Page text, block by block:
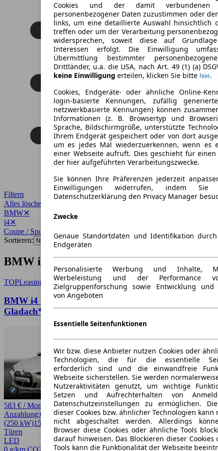
Cookies und der damit verbundenen
personenbezogener Daten zuzustimmen oder
links, um eine detaillierte Auswahl hinsichtlich
treffen oder um der Verarbeitung
widersprechen, soweit diese auf
Interessen erfolgt. Die Einwilligung
Übermittlung bestimmter
Drittländer, u.a. die USA, nach Art. 49 (1) (a)
keine Einwilligung erteilen, klicken Sie bitte hier.
Cookies, Endgeräte- oder ähnliche Online-
login-basierte Kennungen, zufällig
netzwerkbasierte Kennungen) können
Informationen (z. B. Browsertyp und
Sprache, Bildschirmgröße, unterstützte
Ihrem Endgerät gespeichert oder von dort
um es jedes Mal wiederzuerkennen, wenn es
einer Webseite aufruft. Dies geschieht für
der hier aufgeführten Verarbeitungszwecke.
Sie können Ihre Präferenzen jederzeit
Einwilligungen widerrufen, indem
Datenschutzerklärung den Privacy Manager
Zwecke
Genaue Standortdaten und Identifikation
Endgeräten
Personalisierte Werbung und Inhalte,
Werbeleistung und der Performance
Zielgruppenforschung sowie Entwicklung und
von Angeboten
Essentielle Seitenfunktionen
Wir bzw. diese Anbieter nutzen Cookies oder
Technologien, die für die essentielle
erforderlich sind und die einwandfreie
Webseite sicherstellen. Sie werden
Nutzeraktivitäten genutzt, um wichtige
Setzen und Aufrechterhalten von
Datenschutzeinstellungen zu ermöglichen.
dieser Cookies bzw. ähnlicher Technologien kann
nicht abgeschaltet werden. Allerdings
Browser diese Cookies oder ähnliche Tools
darauf hinweisen. Das Blockieren dieser
Tools kann die Funktionalität der Webseite
Filtern
Alles löschen
BMW✕
i4✕
Coupe / Sportwagen
Sortieren:
BMW i4 Coupe / Sportwagen Angebote
TOPLeasing
BMW i4 eDrive40 Gran Coupe HiFi* LED* SHZ*
Gladach*
583 € / Monat
Anzahlung:0,00 €Laufzeit:48 Monatekm/Jahr:5.000Elektro340 PS
(250 kW)15.755 kmEZ 12/2024AutomatikCoupe / Sportwagen 4
Türen
LED
0 g/km CO2*